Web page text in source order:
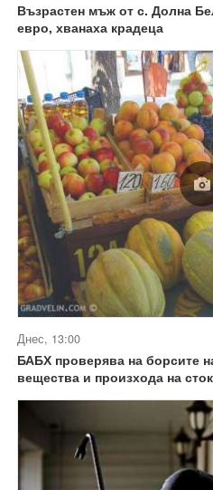
Възрастен мъж от с. Долна
евро, хванаха крадеца
Днес, 13:00
БАБХ проверява на борсите
вещества и произхода на